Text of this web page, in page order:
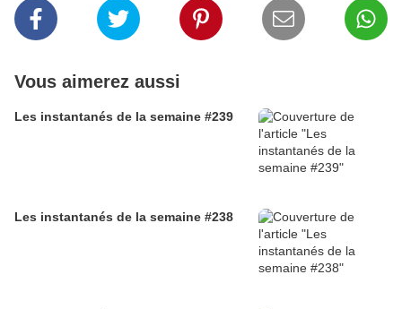
Vous aimerez aussi
Les instantanés de la semaine #239
Les instantanés de la semaine #238